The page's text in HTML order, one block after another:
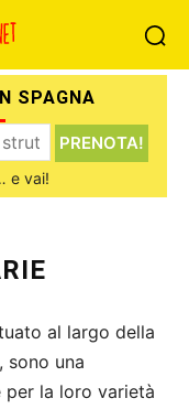
CANARIE
SPAGNA
PRENOTA!
e vai!
al largo della
sono una
per la loro varietà